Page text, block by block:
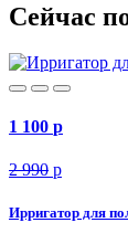
Сейчас
1 100 p
2 990 p
Ирригатор для